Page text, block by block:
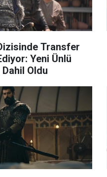
Transfer
Yeni Ünlü
Oldu